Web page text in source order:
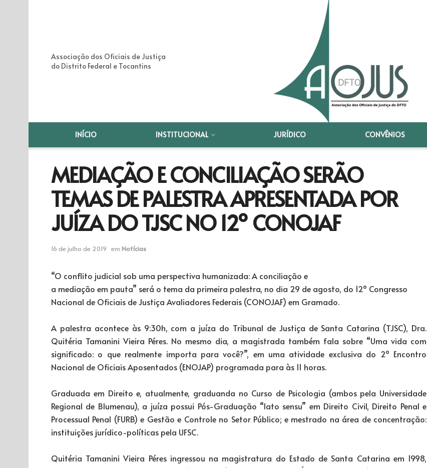
Associação dos Oficiais de Justiça
do Distrito Federal e Tocantins
INÍCIO INSTITUCIONAL JURÍDICO CONVÊNIOS
MEDIAÇÃO E CONCILIAÇÃO SERÃO
TEMAS DE PALESTRA APRESENTADA POR
JUÍZA DO TJSC NO 12º CONOJAF
16 de julho de 2019 em Notícias
“O conflito judicial sob uma perspectiva humanizada: A conciliação e
a mediação em pauta” será o tema da primeira palestra, no dia 29 de agosto, do 12º Congresso
Nacional de Oficiais de Justiça Avaliadores Federais (CONOJAF) em Gramado.
A palestra acontece às 9:30h, com a juíza do Tribunal de Justiça de Santa Catarina (TJSC), Dra.
Quitéria Tamanini Vieira Péres. No mesmo dia, a magistrada também fala sobre “Uma vida com
significado: o que realmente importa para você?”, em uma atividade exclusiva do 2º Encontro
Nacional de Oficiais Aposentados (ENOJAP) programada para às 11 horas.
Graduada em Direito e, atualmente, graduanda no Curso de Psicologia (ambos pela Universidade
Regional de Blumenau), a juíza possui Pós-Graduação “lato sensu” em Direito Civil, Direito Penal e
Processual Penal (FURB) e Gestão e Controle no Setor Público; e mestrado na área de concentração:
instituições jurídico-políticas pela UFSC.
Quitéria Tamanini Vieira Péres ingressou na magistratura do Estado de Santa Catarina em 1998,